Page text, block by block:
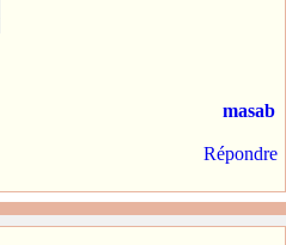
masab
Répondre